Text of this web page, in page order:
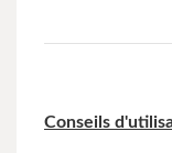
Conseils